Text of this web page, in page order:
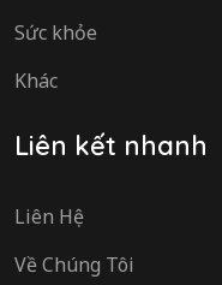
Sức khỏe
Khác
Liên kết nhanh
Liên Hệ
Về Chúng Tôi